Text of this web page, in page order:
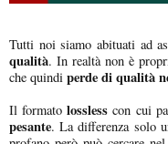
Tutti noi siamo abituati ad
qualità. In realtà non è
che quindi perde di qualità
Il formato lossless con cui
pesante. La differenza solo